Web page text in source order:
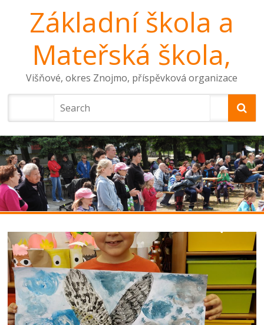
Základní škola a
Mateřská škola,
Višňové, okres Znojmo, příspěvková organizace